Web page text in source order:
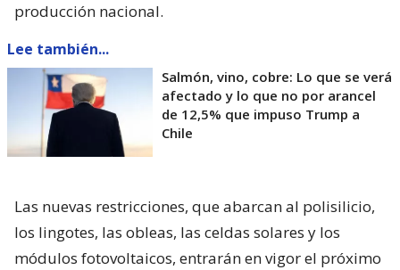
producción nacional.
Lee también...
Salmón, vino, cobre: Lo que se verá
afectado y lo que no por arancel
de 12,5% que impuso Trump a
Chile
Las nuevas restricciones, que abarcan al polisilicio,
los lingotes, las obleas, las celdas solares y los
módulos fotovoltaicos, entrarán en vigor el próximo